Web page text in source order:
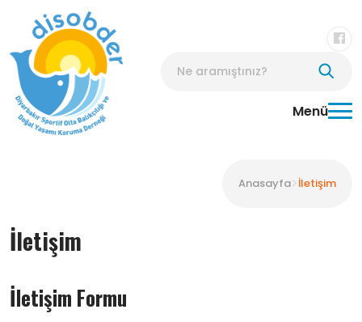
Menü
Anasayfa İletişim
İletişim
İletişim Formu